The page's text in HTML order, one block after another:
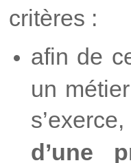
critères :
afin de
un
d’une